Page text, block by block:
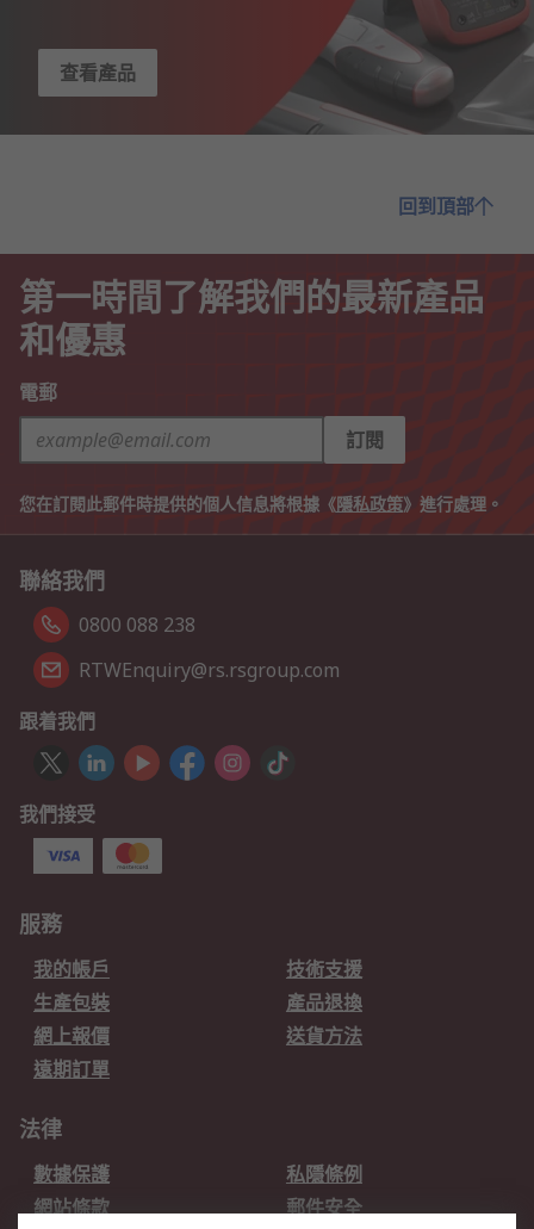
查看產品
回到頂部
第一時間了解我們的最新產品
和優惠
電郵
訂閱
您在訂閱此郵件時提供的個人信息將根據《隱私政策》進行處理。
聯絡我們
0800 088 238
RTWEnquiry@rs.rsgroup.com
跟着我們
我們接受
服務
我的帳戶
技術支援
生產包裝
產品退換
網上報價
送貨方法
遠期訂單
法律
數據保護
私隱條例
網站條款
郵件安全